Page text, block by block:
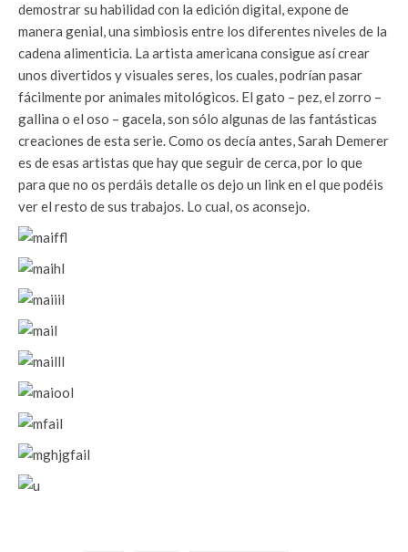
demostrar su habilidad con la edición digital, expone de
manera genial, una simbiosis entre los diferentes niveles de la
cadena alimenticia. La artista americana consigue así crear
unos divertidos y visuales seres, los cuales, podrían pasar
fácilmente por animales mitológicos. El gato – pez, el zorro –
gallina o el oso – gacela, son sólo algunas de las fantásticas
creaciones de esta serie. Como os decía antes, Sarah Demerer
es de esas artistas que hay que seguir de cerca, por lo que
para que no os perdáis detalle os dejo un link en el que podéis
ver el resto de sus trabajos. Lo cual, os aconsejo.